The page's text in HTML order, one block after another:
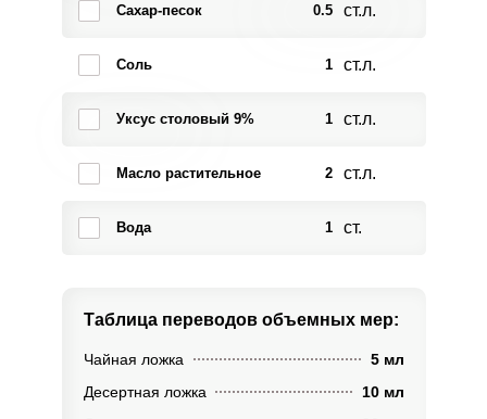
Сахар-песок 0.5 ст.л.
Соль 1 ст.л.
Уксус столовый 9% 1 ст.л.
Масло растительное 2 ст.л.
Вода 1 ст.
Таблица переводов объемных мер:
Чайная ложка
5 мл
Десертная ложка
10 мл